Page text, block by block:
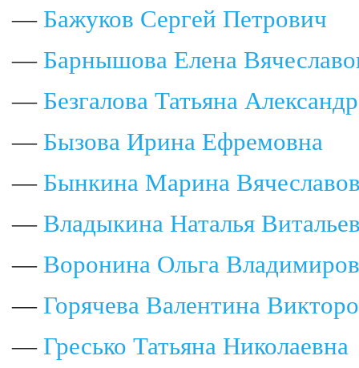
— Бажуков Сергей Петрович
— Барнышова Елена
— Безгалова Татьяна
— Бызова Ирина Ефремовна
— Бынкина Марина
— Владыкина Наталья
— Воронина Ольга
— Горячева Валентина
— Гресько Татьяна Николаевна